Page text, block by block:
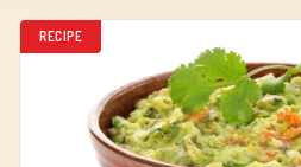
RECIPE